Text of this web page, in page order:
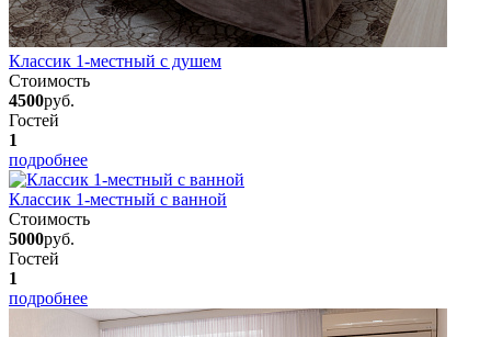
Классик 1-местный с душем
Стоимость
4500руб.
Гостей
1
подробнее
Классик 1-местный с ванной
Стоимость
5000руб.
Гостей
1
подробнее